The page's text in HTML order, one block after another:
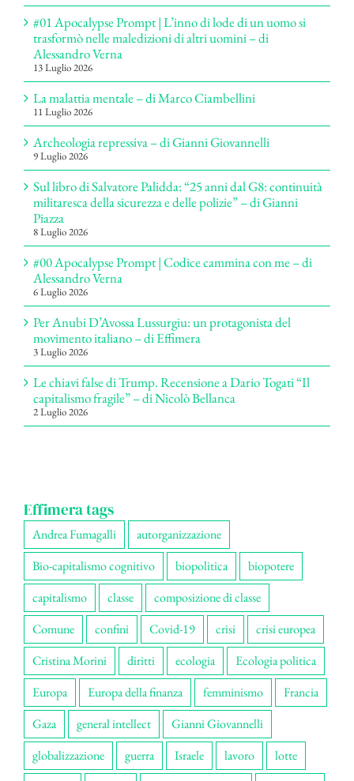
#01 Apocalypse Prompt | L’inno di lode di un uomo si
trasformò nelle maledizioni di altri uomini – di
Alessandro Verna
13 Luglio 2026
La malattia mentale – di Marco Ciambellini
11 Luglio 2026
Archeologia repressiva – di Gianni Giovannelli
9 Luglio 2026
Sul libro di Salvatore Palidda: “25 anni dal G8: continuità
militaresca della sicurezza e delle polizie” – di Gianni
Piazza
8 Luglio 2026
#00 Apocalypse Prompt | Codice cammina con me – di
Alessandro Verna
6 Luglio 2026
Per Anubi D’Avossa Lussurgiu: un protagonista del
movimento italiano – di Effimera
3 Luglio 2026
Le chiavi false di Trump. Recensione a Dario Togati “Il
capitalismo fragile” – di Nicolò Bellanca
2 Luglio 2026
Effimera tags
Andrea Fumagalli
autorganizzazione
Bio-capitalismo cognitivo
biopolitica
biopotere
capitalismo
classe
composizione di classe
Comune
confini Covid-19 crisi
crisi europea
Cristina Morini
diritti ecologia
Ecologia politica
Europa
Europa della finanza femminismo
Francia
Gaza
general intellect
Gianni Giovannelli
globalizzazione
guerra Israele lavoro
lotte